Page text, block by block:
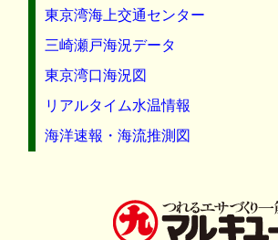
東京湾海上交通センター
三崎瀬戸海況データ
東京湾口海況図
リアルタイム水温情報
海洋速報・海流推測図